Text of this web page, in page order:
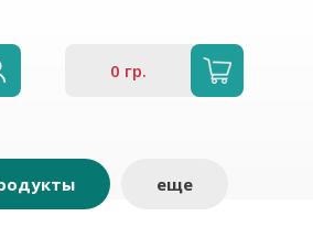
0 гр.
еще